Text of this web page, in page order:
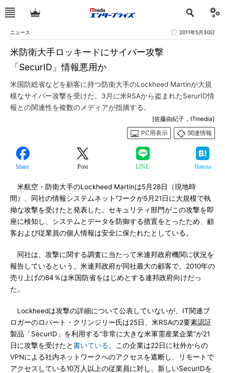
ニュース 2011年5月30日
米防衛大手ロッキードにサイバー攻撃
「SecurID」情報悪用か
米国防総省などを顧客に持つ防衛大手のLockheed Martinが大規
模なサイバー攻撃を受けた。3月に米RSAから盗まれたSerurID情
報との関連性を複数のメディアが指摘する。
[佐藤由紀子，ITmedia]
PC用表示
関連情報
Share Post LINE Hatena
米航空・防衛大手のLockheed Martinは5月28日（現地時
間）、同社の情報システムネットワークが5月21日に大規模で執
拗な攻撃を受けたと発表した。セキュリティ部門がこの攻撃を即
座に検知し、システムとデータを防御する措置をとったため、顧
客および従業員の個人情報は安全に保たれたとしている。
同社は、攻撃に関する調査に当たって米連邦政府機関に状況を
報告しているという。米連邦政府が同社最大の顧客で、2010年の
売り上げの84％は米国防省をはじめとする連邦政府向けだっ
た。
Lockheedは攻撃の詳細について公表していないが、IT関連ブ
ロガーのロバート・クリンジリー氏は25日、米RSAの2要素認証
製品「SecurID」を利用する“非常に大きな米軍需産業企業”が21
日に攻撃を受けたと書いている。この企業は22日に社外からの
VPNによる社内ネットワークへのアクセスを遮断し、リモートで
アクセスしている10万人以上の従業員に対し、新しいSecurIDを